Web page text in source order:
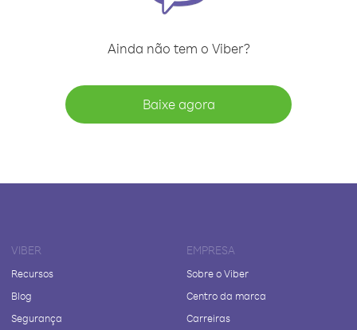
Ainda não tem o Viber?
Baixe agora
VIBER
Recursos
Blog
Segurança
EMPRESA
Sobre o Viber
Centro da marca
Carreiras